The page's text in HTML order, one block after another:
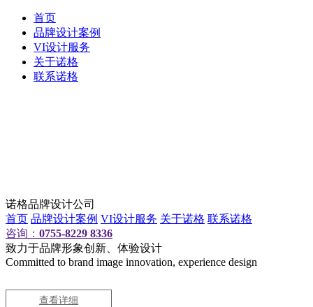
首页
品牌设计案例
VI设计服务
关于诺格
联系诺格
诺格品牌设计公司
首页 品牌设计案例 VI设计服务 关于诺格 联系诺格
咨询： 0755-8229 8336
致力于品牌形象创新、体验设计
Committed to brand image innovation, experience design
查看详细